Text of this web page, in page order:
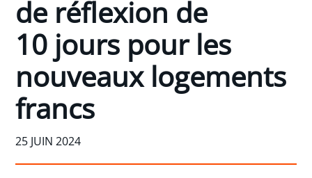
de réflexion de
10 jours pour les
nouveaux logements
francs
25 JUIN 2024